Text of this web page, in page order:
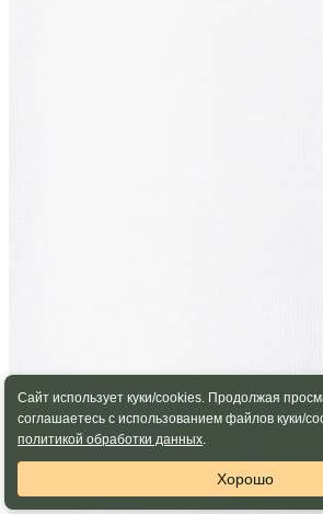
Сайт использует куки/cookies. Продолжая
соглашаетесь с использованием файлов куки/
политикой обработки данных.
Хорошо